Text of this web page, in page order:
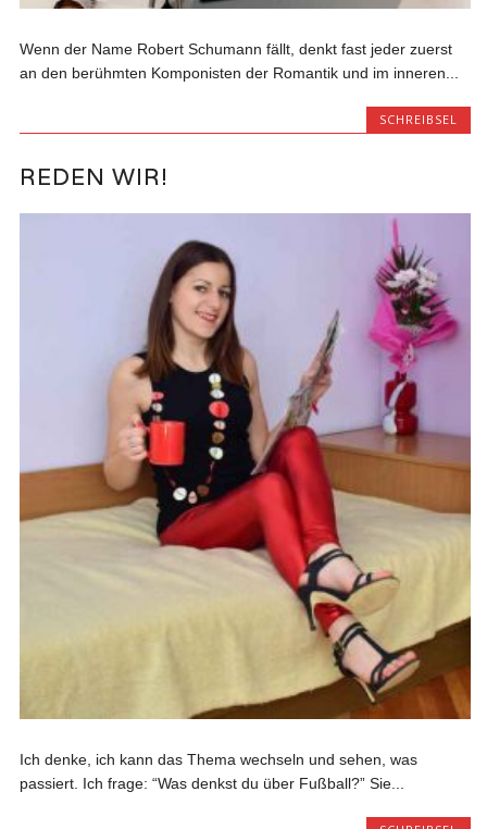
Wenn der Name Robert Schumann fällt, denkt fast jeder zuerst
an den berühmten Komponisten der Romantik und im inneren...
SCHREIBSEL
REDEN WIR!
Ich denke, ich kann das Thema wechseln und sehen, was
passiert. Ich frage: “Was denkst du über Fußball?” Sie...